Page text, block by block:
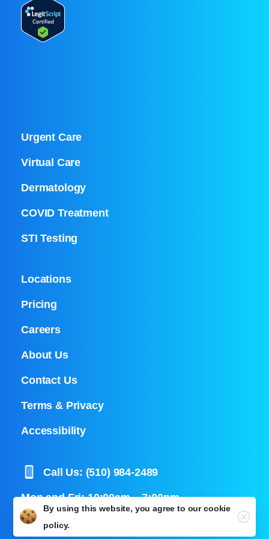
Urgent Care
Virtual Care
Dermatology
COVID Treatment
STI Testing
Locations
Pricing
Careers
About Us
Contact Us
Terms & Privacy
Accessibility
Call Us: (510) 984-2489
Mon and Fri: 10:00am – 7:00pm
Tues – Thursday: 9:00am – 7:00pm
By using this website, you agree to ourcookie
policy.
Close